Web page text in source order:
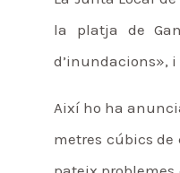
la platja de
d’inundacions», i
Així ho ha
metres cúbics